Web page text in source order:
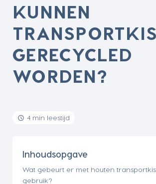
KUNNEN
GERECYCLED
WORDEN?
4 min leestijd
Inhoudsopgave
Wat gebeurt er met houten
gebruik?